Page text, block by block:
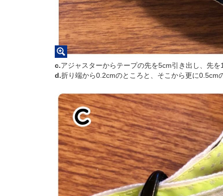
c.アジャスターからテープの先を5cm引き出し、先
d.折り端から0.2cmのところと、そこから更に0.5cm